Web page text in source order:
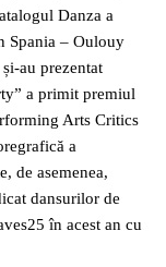
Danza a
Spania – Oulouy
au prezentat
a primit premiul
Arts Critics
a
de asemenea,
dansurilor de
în acest an cu